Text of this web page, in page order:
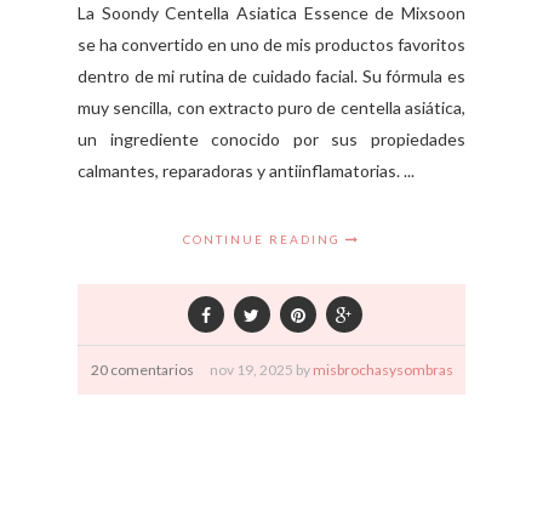
La Soondy Centella Asiatica Essence de Mixsoon
se ha convertido en uno de mis productos favoritos
dentro de mi rutina de cuidado facial. Su fórmula es
muy sencilla, con extracto puro de centella asiática,
un ingrediente conocido por sus propiedades
calmantes, reparadoras y antiinflamatorias. ...
CONTINUE READING
20 comentarios nov 19, 2025 by misbrochasysombras